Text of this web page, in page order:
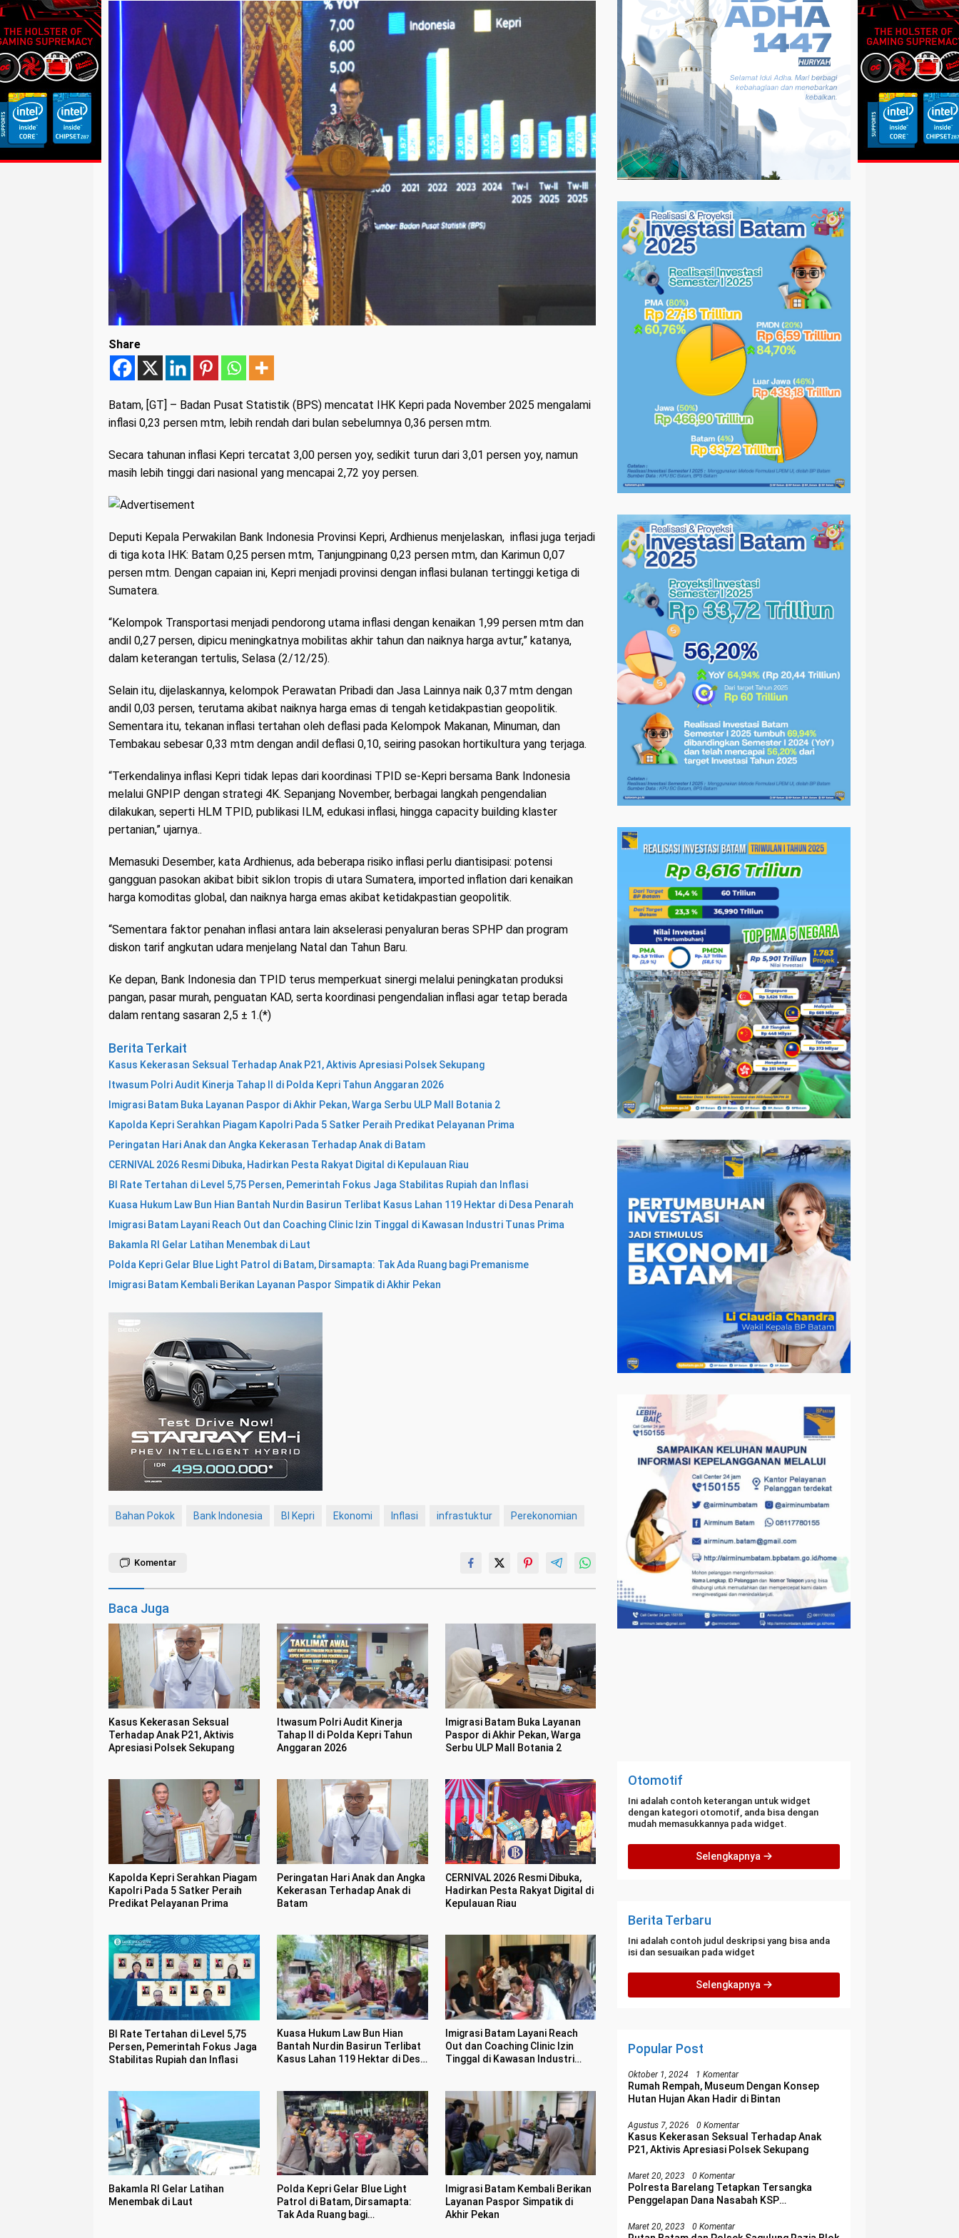
Share
Batam, [GT] – Badan Pusat Statistik (BPS) mencatat IHK Kepri pada November 2025 mengalami
inflasi 0,23 persen mtm, lebih rendah dari bulan sebelumnya 0,36 persen mtm.
Secara tahunan inflasi Kepri tercatat 3,00 persen yoy, sedikit turun dari 3,01 persen yoy, namun
masih lebih tinggi dari nasional yang mencapai 2,72 yoy persen.
Deputi Kepala Perwakilan Bank Indonesia Provinsi Kepri, Ardhienus menjelaskan, inflasi juga terjadi
di tiga kota IHK: Batam 0,25 persen mtm, Tanjungpinang 0,23 persen mtm, dan Karimun 0,07
persen mtm. Dengan capaian ini, Kepri menjadi provinsi dengan inflasi bulanan tertinggi ketiga di
Sumatera.
“Kelompok Transportasi menjadi pendorong utama inflasi dengan kenaikan 1,99 persen mtm dan
andil 0,27 persen, dipicu meningkatnya mobilitas akhir tahun dan naiknya harga avtur,” katanya,
dalam keterangan tertulis, Selasa (2/12/25).
Selain itu, dijelaskannya, kelompok Perawatan Pribadi dan Jasa Lainnya naik 0,37 mtm dengan
andil 0,03 persen, terutama akibat naiknya harga emas di tengah ketidakpastian geopolitik.
Sementara itu, tekanan inflasi tertahan oleh deflasi pada Kelompok Makanan, Minuman, dan
Tembakau sebesar 0,33 mtm dengan andil deflasi 0,10, seiring pasokan hortikultura yang terjaga.
“Terkendalinya inflasi Kepri tidak lepas dari koordinasi TPID se-Kepri bersama Bank Indonesia
melalui GNPIP dengan strategi 4K. Sepanjang November, berbagai langkah pengendalian
dilakukan, seperti HLM TPID, publikasi ILM, edukasi inflasi, hingga capacity building klaster
pertanian,” ujarnya..
Memasuki Desember, kata Ardhienus, ada beberapa risiko inflasi perlu diantisipasi: potensi
gangguan pasokan akibat bibit siklon tropis di utara Sumatera, imported inflation dari kenaikan
harga komoditas global, dan naiknya harga emas akibat ketidakpastian geopolitik.
“Sementara faktor penahan inflasi antara lain akselerasi penyaluran beras SPHP dan program
diskon tarif angkutan udara menjelang Natal dan Tahun Baru.
Ke depan, Bank Indonesia dan TPID terus memperkuat sinergi melalui peningkatan produksi
pangan, pasar murah, penguatan KAD, serta koordinasi pengendalian inflasi agar tetap berada
dalam rentang sasaran 2,5 ± 1.(*)
Berita Terkait
Kasus Kekerasan Seksual Terhadap Anak P21, Aktivis Apresiasi Polsek Sekupang
Itwasum Polri Audit Kinerja Tahap II di Polda Kepri Tahun Anggaran 2026
Imigrasi Batam Buka Layanan Paspor di Akhir Pekan, Warga Serbu ULP Mall Botania 2
Kapolda Kepri Serahkan Piagam Kapolri Pada 5 Satker Peraih Predikat Pelayanan Prima
Peringatan Hari Anak dan Angka Kekerasan Terhadap Anak di Batam
CERNIVAL 2026 Resmi Dibuka, Hadirkan Pesta Rakyat Digital di Kepulauan Riau
BI Rate Tertahan di Level 5,75 Persen, Pemerintah Fokus Jaga Stabilitas Rupiah dan Inflasi
Kuasa Hukum Law Bun Hian Bantah Nurdin Basirun Terlibat Kasus Lahan 119 Hektar di Desa Penarah
Imigrasi Batam Layani Reach Out dan Coaching Clinic Izin Tinggal di Kawasan Industri Tunas Prima
Bakamla RI Gelar Latihan Menembak di Laut
Polda Kepri Gelar Blue Light Patrol di Batam, Dirsamapta: Tak Ada Ruang bagi Premanisme
Imigrasi Batam Kembali Berikan Layanan Paspor Simpatik di Akhir Pekan
Bahan Pokok Bank Indonesia BI Kepri Ekonomi Inflasi infrastuktur Perekonomian
Komentar
Baca Juga
Kasus Kekerasan Seksual
Terhadap Anak P21, Aktivis
Apresiasi Polsek Sekupang
Itwasum Polri Audit Kinerja
Tahap II di Polda Kepri Tahun
Anggaran 2026
Imigrasi Batam Buka Layanan
Paspor di Akhir Pekan, Warga
Serbu ULP Mall Botania 2
Kapolda Kepri Serahkan Piagam
Kapolri Pada 5 Satker Peraih
Predikat Pelayanan Prima
Peringatan Hari Anak dan Angka
Kekerasan Terhadap Anak di
Batam
CERNIVAL 2026 Resmi Dibuka,
Hadirkan Pesta Rakyat Digital di
Kepulauan Riau
BI Rate Tertahan di Level 5,75
Persen, Pemerintah Fokus Jaga
Stabilitas Rupiah dan Inflasi
Kuasa Hukum Law Bun Hian
Bantah Nurdin Basirun Terlibat
Kasus Lahan 119 Hektar di Desa
Imigrasi Batam Layani Reach
Out dan Coaching Clinic Izin
Tinggal di Kawasan Industri
Bakamla RI Gelar Latihan
Menembak di Laut
Polda Kepri Gelar Blue Light
Patrol di Batam, Dirsamapta:
Tak Ada Ruang bagi
Imigrasi Batam Kembali Berikan
Layanan Paspor Simpatik di
Akhir Pekan
Otomotif
Ini adalah contoh keterangan untuk widget
dengan kategori otomotif, anda bisa dengan
mudah memasukkannya pada widget.
Selengkapnya
Berita Terbaru
Ini adalah contoh judul deskripsi yang bisa anda
isi dan sesuaikan pada widget
Selengkapnya
Popular Post
Oktober 1, 2024 1 Komentar
Rumah Rempah, Museum Dengan Konsep
Hutan Hujan Akan Hadir di Bintan
Agustus 7, 2026 0 Komentar
Kasus Kekerasan Seksual Terhadap Anak
P21, Aktivis Apresiasi Polsek Sekupang
Maret 20, 2023 0 Komentar
Polresta Barelang Tetapkan Tersangka
Penggelapan Dana Nasabah KSP
Maret 20, 2023 0 Komentar